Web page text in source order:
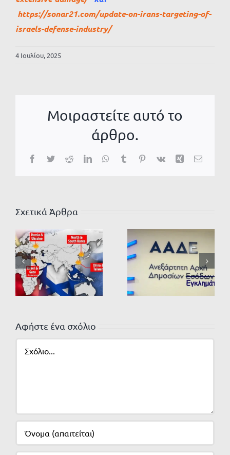
https://sonar21.com/update-on-irans-targeting-of-
israels-defense-industry/
4 Ιουλίου, 2025
Μοιραστείτε αυτό το
άρθρο.
Facebook
TwitterRedditLinkedInWhatsApp
TumblrPinterest
Vk Xing Email
Σχετικά Άρθρα
Αφήστε ένα σχόλιο